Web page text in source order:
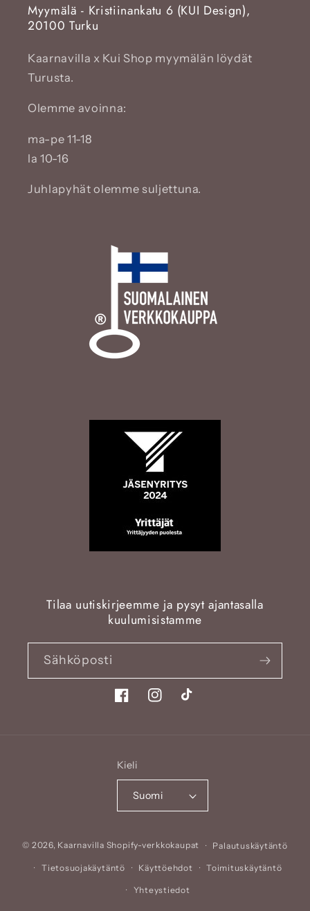
Myymälä - Kristiinankatu 6 (KUI Design),
20100 Turku
Kaarnavilla x Kui Shop myymälän löydät
Turusta.
Olemme avoinna:
ma-pe 11-18
la 10-16
Juhlapyhät olemme suljettuna.
Tilaa uutiskirjeemme ja pysyt ajantasalla
kuulumisistamme
Sähköposti
FacebookInstagramTikTok
Kieli
Suomi
© 2026, Kaarnavilla Shopify-verkkokaupat Palautuskäytäntö
Tietosuojakäytäntö Käyttöehdot Toimituskäytäntö
Yhteystiedot